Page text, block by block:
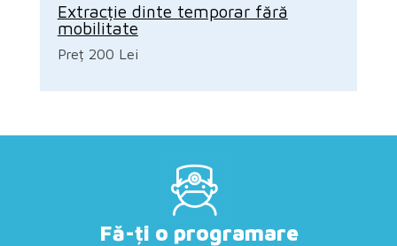
Extracție dinte temporar fără
mobilitate
Preț 200 Lei
Fă-ți o programare